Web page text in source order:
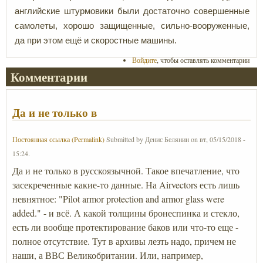
английские штурмовики были достаточно совершенные
самолеты, хорошо защищенные, сильно-вооруженные,
да при этом ещё и скоростные машины.
Войдите, чтобы оставлять комментарии
Комментарии
Да и не только в
Постоянная ссылка (Permalink)Submitted by Денис Белянинon вт, 05/15/2018 -
15:24.
Да и не только в русскоязычной. Такое впечатление, что
засекреченные какие-то данные. На Airvectors есть лишь
невнятное: "Pilot armor protection and armor glass were
added." - и всё. А какой толщины бронеспинка и стекло,
есть ли вообще протектирование баков или что-то еще -
полное отсутствие. Тут в архивы лезть надо, причем не
наши, а ВВС Великобритании. Или, например,